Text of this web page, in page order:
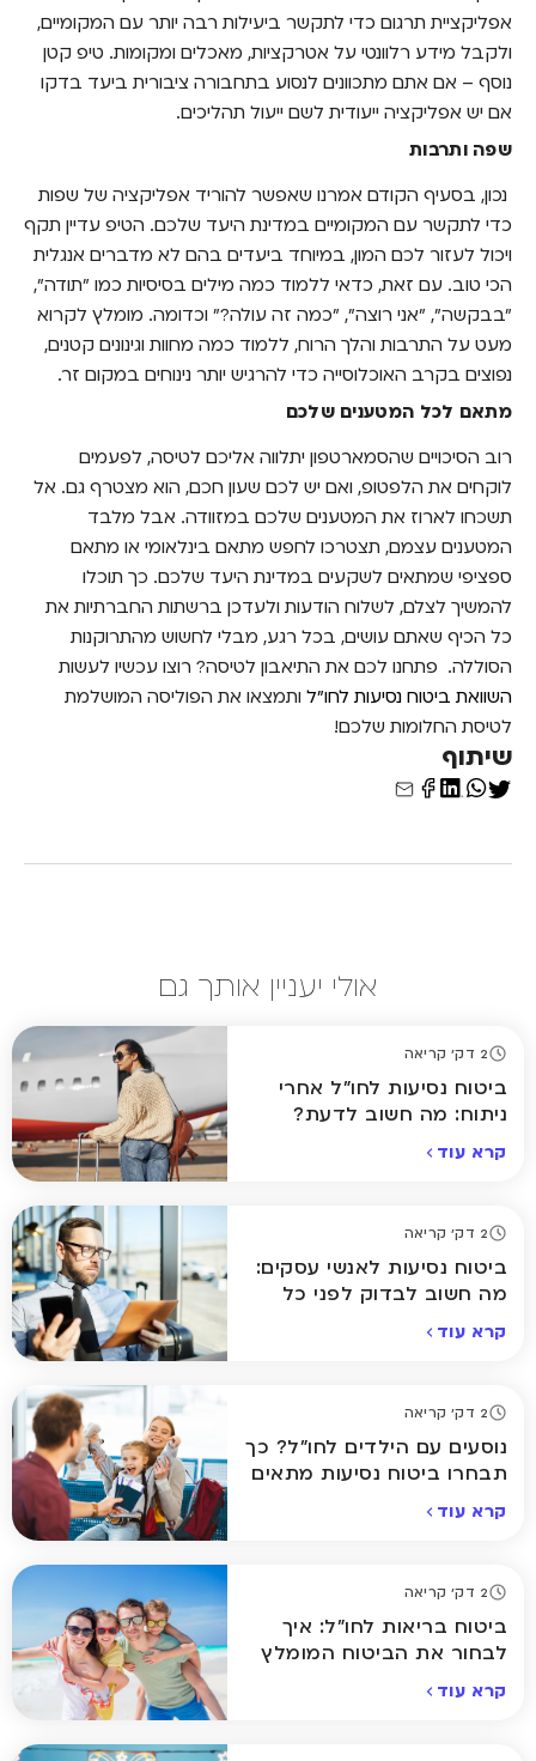
אפליקציית תרגום כדי לתקשר ביעילות רבה יותר עם המקומיים,
ולקבל מידע רלוונטי על אטרקציות, מאכלים ומקומות. טיפ קטן
נוסף – אם אתם מתכוונים לנסוע בתחבורה ציבורית ביעד בדקו
אם יש אפליקציה ייעודית לשם ייעול תהליכים.
שפה ותרבות
נכון, בסעיף הקודם אמרנו שאפשר להוריד אפליקציה של שפות
כדי לתקשר עם המקומיים במדינת היעד שלכם. הטיפ עדיין תקף
ויכול לעזור לכם המון, במיוחד ביעדים בהם לא מדברים אנגלית
הכי טוב. עם זאת, כדאי ללמוד כמה מילים בסיסיות כמו "תודה",
"בבקשה", "אני רוצה", "כמה זה עולה?" וכדומה. מומלץ לקרוא
מעט על התרבות והלך הרוח, ללמוד כמה מחוות וגינונים קטנים,
נפוצים בקרב האוכלוסייה כדי להרגיש יותר נינוחים במקום זר.
מתאם לכל המטענים שלכם
רוב הסיכויים שהסמארטפון יתלווה אליכם לטיסה, לפעמים
לוקחים את הלפטופ, ואם יש לכם שעון חכם, הוא מצטרף גם. אל
תשכחו לארוז את המטענים שלכם במזוודה. אבל מלבד
המטענים עצמם, תצטרכו לחפש מתאם בינלאומי או מתאם
ספציפי שמתאים לשקעים במדינת היעד שלכם. כך תוכלו
להמשיך לצלם, לשלוח הודעות ולעדכן ברשתות החברתיות את
כל הכיף שאתם עושים, בכל רגע, מבלי לחשוש מהתרוקנות
הסוללה. פתחנו לכם את התיאבון לטיסה? רוצו עכשיו לעשות
השוואת ביטוח נסיעות לחו"ל ותמצאו את הפוליסה המושלמת
לטיסת החלומות שלכם!
שיתוף
אולי יעניין אותך גם
2 דק' קריאה
ביטוח נסיעות לחו"ל אחרי
ניתוח: מה חשוב לדעת?
קרא עוד
2 דק' קריאה
ביטוח נסיעות לאנשי עסקים:
מה חשוב לבדוק לפני כל
קרא עוד
2 דק' קריאה
נוסעים עם הילדים לחו"ל? כך
תבחרו ביטוח נסיעות מתאים
קרא עוד
2 דק' קריאה
ביטוח בריאות לחו"ל: איך
לבחור את הביטוח המומלץ
קרא עוד